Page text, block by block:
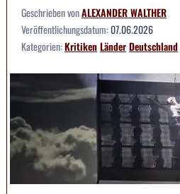
Geschrieben vonALEXANDER WALTHER
Veröffentlichungsdatum:07.06.2026
Kategorien:KritikenLänderDeutschland